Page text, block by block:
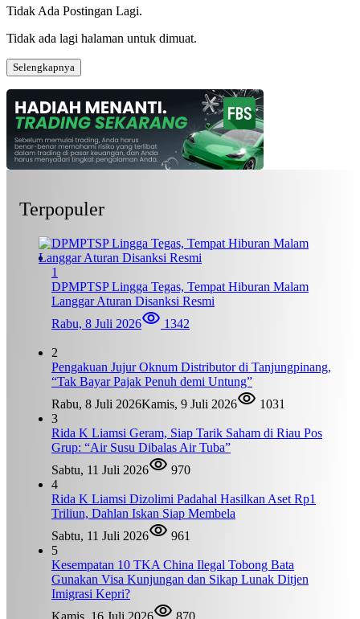
Tidak Ada Postingan Lagi.
Tidak ada lagi halaman untuk dimuat.
Selengkapnya
Terpopuler
1
DPMPTSP Lingga Tegas, Tempat Hiburan Malam
Langgar Aturan Disanksi Resmi
Rabu, 8 Juli 2026
1342
2
Pengakuan Jujur Oknum Distributor di Tanjungpinang,
“Tak Bayar Pajak Penuh demi Untung”
Rabu, 8 Juli 2026Kamis, 9 Juli 2026
1031
3
Rida K Liamsi Geram, Siap Tarik Saham di Riau Pos
Grup: “Air Susu Dibalas Air Tuba”
Sabtu, 11 Juli 2026
970
4
Rida K Liamsi Dizolimi Padahal Hasilkan Aset Rp1
Triliun, Dahlan Iskan Siap Membela
Sabtu, 11 Juli 2026
961
5
Kesempatan 10 TKA China Ilegal Tobong Bata
Gunakan Visa Kunjungan dan Sikap Lunak Ditjen
Imigrasi Kepri?
Kamis, 16 Juli 2026
870